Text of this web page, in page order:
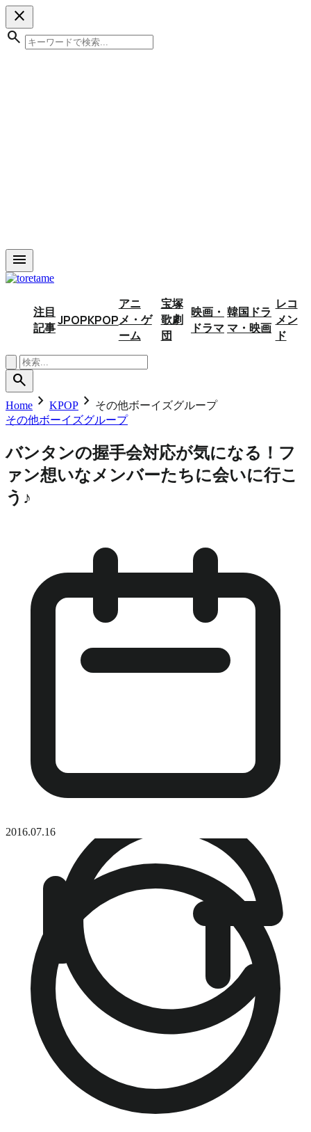
close
search
menu
注目
記事JPOPKPOP
アニ
メ・ゲ
ーム
宝塚
歌劇
団
映画・
ドラマ
韓国ドラ
マ・映画
レコ
メン
ド
search
Home chevron_right KPOP chevron_right その他ボーイズグループ
その他ボーイズグループ
バンタンの握手会対応が気になる！フ
ァン想いなメンバーたちに会いに行こ
う♪
2016.07.16